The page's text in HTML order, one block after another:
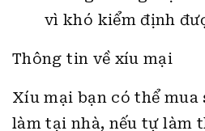
Không mua những
những nang trắng,
những miếng thịt